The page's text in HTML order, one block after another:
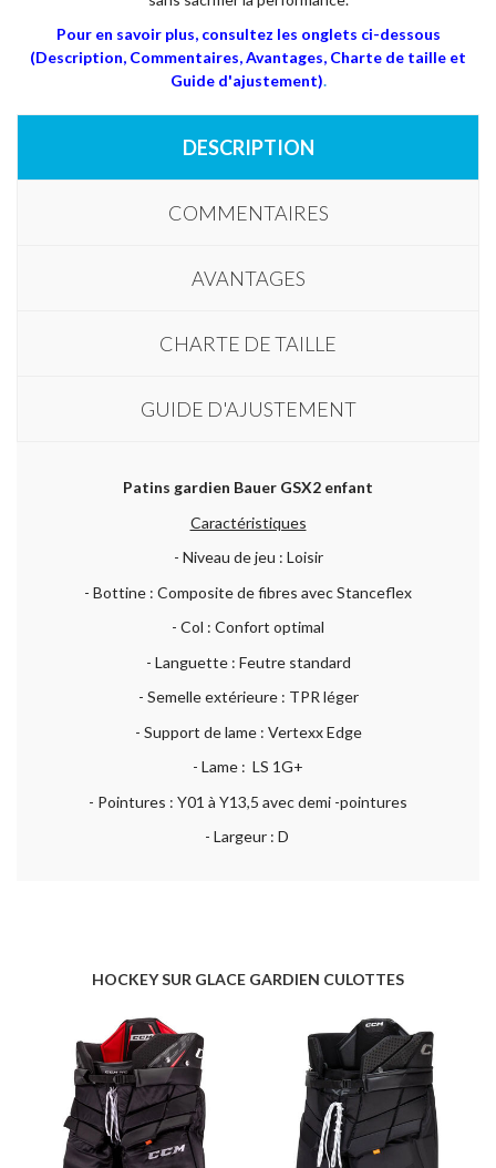
Pour en savoir plus, consultez les onglets ci-dessous
(Description, Commentaires, Avantages, Charte de taille et
Guide d'ajustement).
DESCRIPTION
COMMENTAIRES
AVANTAGES
CHARTE DE TAILLE
GUIDE D'AJUSTEMENT
Patins gardien Bauer GSX2 enfant
Caractéristiques
- Niveau de jeu : Loisir
- Bottine : Composite de fibres avec Stanceflex
- Col : Confort optimal
- Languette : Feutre standard
- Semelle extérieure : TPR léger
- Support de lame : Vertexx Edge
- Lame : LS 1G+
- Pointures : Y01 à Y13,5 avec demi -pointures
- Largeur : D
HOCKEY SUR GLACE GARDIEN CULOTTES